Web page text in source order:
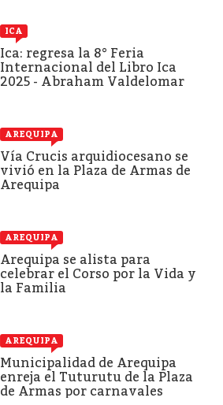
ICA
Ica: regresa la 8° Feria
Internacional del Libro Ica
2025 - Abraham Valdelomar
AREQUIPA
Vía Crucis arquidiocesano se
vivió en la Plaza de Armas de
Arequipa
AREQUIPA
Arequipa se alista para
celebrar el Corso por la Vida y
la Familia
AREQUIPA
Municipalidad de Arequipa
enreja el Tuturutu de la Plaza
de Armas por carnavales